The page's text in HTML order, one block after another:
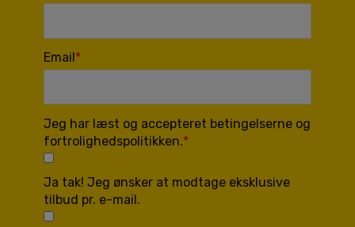
Email
Jeg har læst og accepteret betingelserne og
fortrolighedspolitikken.
Ja tak! Jeg ønsker at modtage eksklusive
tilbud pr. e-mail.